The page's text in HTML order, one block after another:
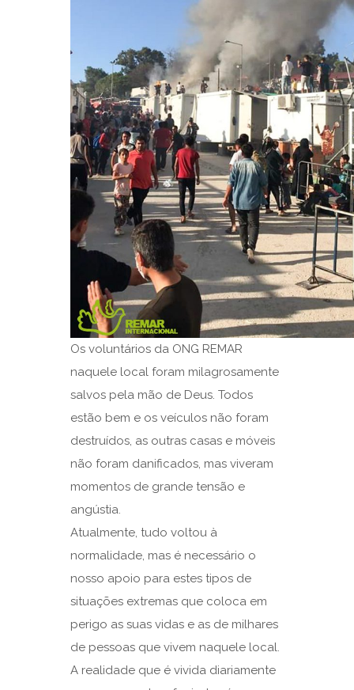
Os voluntários da ONG REMAR
naquele local foram milagrosamente
salvos pela mão de Deus. Todos
estão bem e os veículos não foram
destruídos, as outras casas e móveis
não foram danificados, mas viveram
momentos de grande tensão e
angústia.
Atualmente, tudo voltou à
normalidade, mas é necessário o
nosso apoio para estes tipos de
situações extremas que coloca em
perigo as suas vidas e as de milhares
de pessoas que vivem naquele local.
A realidade que é vivida diariamente